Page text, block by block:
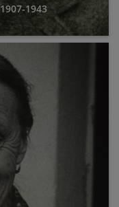
1907-1943